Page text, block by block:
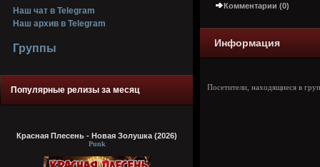
Наш чат в Telegram
Наш архив в Telegram
Группы
Популярные релизы за месяц
Красная Плесень - Новая Золушка (2026)
Punk
Комментарии (0)
Информация
Посетители, находящиеся в